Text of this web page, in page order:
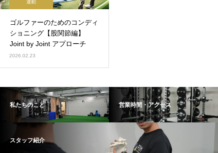
運動
ゴルファーのためのコンディ
ショニング【股関節編】
Joint by Joint アプローチ
2026.02.23
私たちのこと 営業時間・アクセス
スタッフ紹介